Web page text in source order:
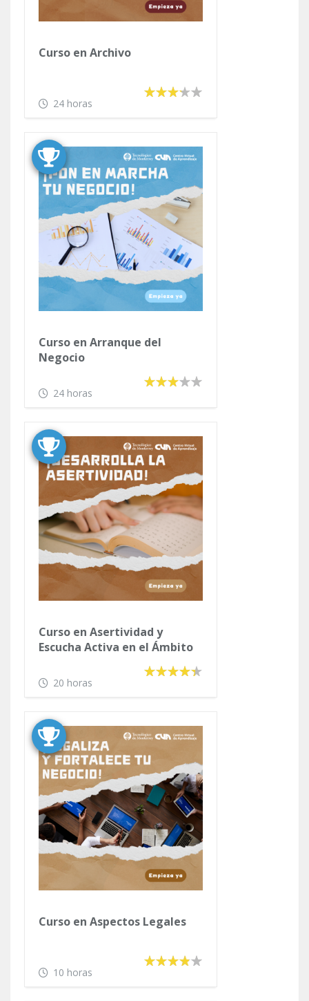
Curso en Archivo
24 horas
Curso en Arranque del
Negocio
24 horas
Curso en Asertividad y
Escucha Activa en el Ámbito
20 horas
Curso en Aspectos Legales
10 horas